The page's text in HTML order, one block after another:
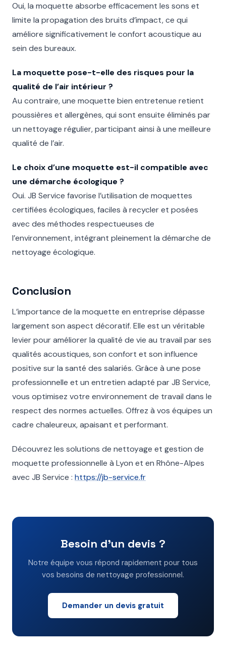
Oui, la moquette absorbe efficacement les sons et
limite la propagation des bruits d’impact, ce qui
améliore significativement le confort acoustique au
sein des bureaux.
La moquette pose-t-elle des risques pour la
qualité de l’air intérieur ?
Au contraire, une moquette bien entretenue retient
poussières et allergènes, qui sont ensuite éliminés par
un nettoyage régulier, participant ainsi à une meilleure
qualité de l’air.
Le choix d’une moquette est-il compatible avec
une démarche écologique ?
Oui. JB Service favorise l’utilisation de moquettes
certifiées écologiques, faciles à recycler et posées
avec des méthodes respectueuses de
l’environnement, intégrant pleinement la démarche de
nettoyage écologique.
Conclusion
L’importance de la moquette en entreprise dépasse
largement son aspect décoratif. Elle est un véritable
levier pour améliorer la qualité de vie au travail par ses
qualités acoustiques, son confort et son influence
positive sur la santé des salariés. Grâce à une pose
professionnelle et un entretien adapté par JB Service,
vous optimisez votre environnement de travail dans le
respect des normes actuelles. Offrez à vos équipes un
cadre chaleureux, apaisant et performant.
Découvrez les solutions de nettoyage et gestion de
moquette professionnelle à Lyon et en Rhône-Alpes
avec JB Service : https://jb-service.fr
Besoin d'un devis ?
Notre équipe vous répond rapidement pour tous
vos besoins de nettoyage professionnel.
Demander un devis gratuit